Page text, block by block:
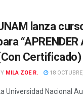
lanza
“APRENDER
Certificado)
MILA ZOE R. 18
Universidad Nacional